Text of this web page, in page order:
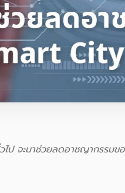
ไป จะมาช่วยลดอาชญากรรม